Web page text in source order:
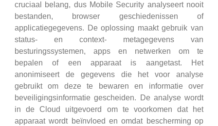
cruciaal belang, dus Mobile Security analyseert nooit
bestanden, browser geschiedenissen of
applicatiegegevens. De oplossing maakt gebruik van
status- en context- metagegevens van
besturingssystemen, apps en netwerken om te
bepalen of een apparaat is aangetast. Het
anonimiseert de gegevens die het voor analyse
gebruikt om deze te bewaren en informatie over
beveiligingsinformatie gescheiden. De analyse wordt
in de Cloud uitgevoerd om te voorkomen dat het
apparaat wordt beïnvloed en omdat bescherming op